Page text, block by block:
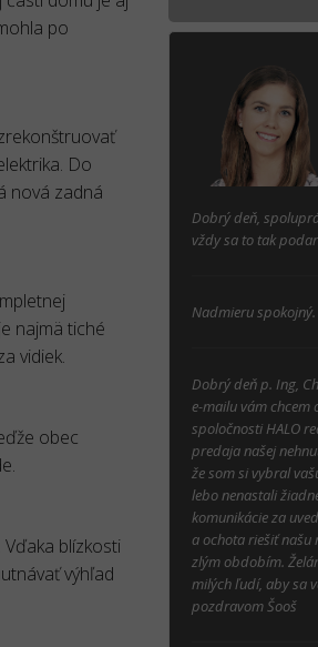
po
Do
nová zadná
najmä tiché
vidiek.
obec
blízkosti
výhľad
Dobrý deň,
vždy sa to tak
Nadmieru
Dobrý deň p. Ing,
e-mailu vám chcem
spoločnosti HALO
predaja našej
že som si vybral
lebo nenastali
komunikácie za
a ochota riešiť našu
zlým obdobím.
milých ľudí, aby sa
pozdravom Šooš